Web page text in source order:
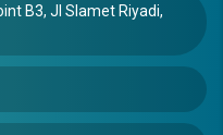
B3, Jl Slamet Riyadi,